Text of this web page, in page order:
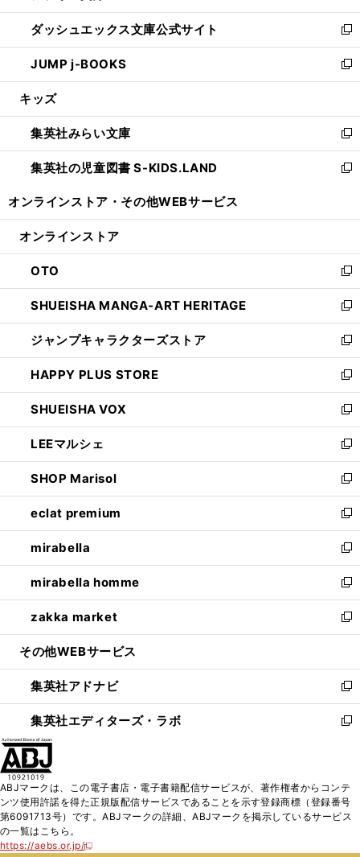
開
く
ン
ド
ウ
で
開
ウ
ィ
ン
ド
ウ
開
く
し
い
ウ
ィ
ン
ウ
で
開
く
ダッシュエックス文庫公式サイト
新
し
い
ウ
ン
ド
ウ
で
JUMP j-BOOKS
新
し
ウ
ィ
ン
ド
開
キッズ
集英社みらい文庫
新
し
い
ン
ウ
で
開
く
集英社の児童図書 S-KIDS.LAND
新
ウ
ン
ド
ウ
で
開
く
オンラインストア・ その他WEBサービス
オンラインストア
OTO
新
し
い
ウ
ィ
ン
ド
ウ
で
開
く
SHUEISHA MANGA-ART HERITAGE
新
し
い
ウ
ィ
ン
ド
ウ
で
開
く
ジャンプキャラクターズストア
新
し
い
ウ
ィ
ン
ド
ウ
で
開
く
HAPPY PLUS STORE
新
し
い
ウ
ィ
ン
ド
ウ
で
開
く
SHUEISHA VOX
新
し
い
ウ
ィ
ン
ド
ウ
で
開
く
LEEマルシェ
新
し
い
ウ
ィ
ン
ド
ウ
で
開
く
SHOP Marisol
新
し
い
ウ
ィ
ン
ド
ウ
で
開
eclat premium
新
し
い
ウ
ィ
ン
ド
ウ
開
く
mirabella
新
し
い
ウ
ィ
ン
ウ
で
開
く
mirabella homme
新
し
い
ウ
ン
ド
ウ
で
zakka market
新
し
ウ
ィ
ン
ド
く
その他WEBサービス
集英社アドナビ
新
し
い
ド
ウ
で
集英社エディターズ・ラボ
新
ィ
ン
ド
ABJマークは、この電子書店・電子書籍配信サービスが、著作権者からコンテ
ンツ使用許諾を得た正規版配信サービスであることを示す登録商標（登録番号
第6091713号）です。ABJマークの詳細、ABJマークを掲示しているサービス
の一覧はこちら。
https://aebs.or.jp/
新